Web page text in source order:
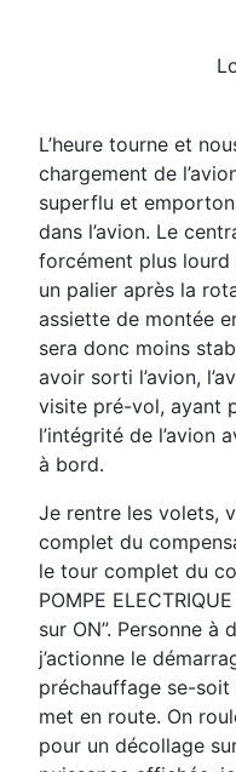
L’heure tourne et
chargement de
superflu et
dans l’avion. Le
forcément plus lourd
un palier après la
assiette de montée
sera donc moins
avoir sorti l’avion,
visite pré-vol, ayant
l’intégrité de l’avion
à bord.
Je rentre les volets,
complet du
le tour complet du
POMPE
sur ON”. Personne à
j’actionne le
préchauffage se-soit
met en route. On
pour un décollage